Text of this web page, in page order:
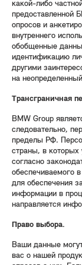
какой-либо
предоставленной
опросов и
внутреннего
обобщенные
идентификацию
другими
на
Трансграничная
BMW Group
следовательно,
пределы РФ.
страны, в которых
согласно
обеспечиваемого
для обеспечения
информации в
направляется
Право выбора.
Ваши данные
вас о нашей